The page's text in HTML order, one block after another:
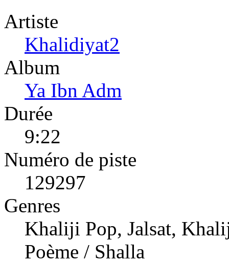
Artiste
Khalidiyat2
Album
Ya Ibn Adm
Durée
9:22
Numéro de piste
129297
Genres
Khaliji Pop, Jalsat,
Poème / Shalla